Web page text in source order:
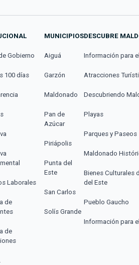
Gobierno
100 días
Laborales
de
de
MUNICIPIOS
Aiguá
Garzón
Maldonado
Pan de
Azúcar
Piriápolis
Punta del
Este
San Carlos
Solís Grande
DESCUBRE
Información para
Atracciones
Descubriendo
Playas
Parques y Paseos
Maldonado
Bienes Culturales
del Este
Pueblo Gaucho
Información para